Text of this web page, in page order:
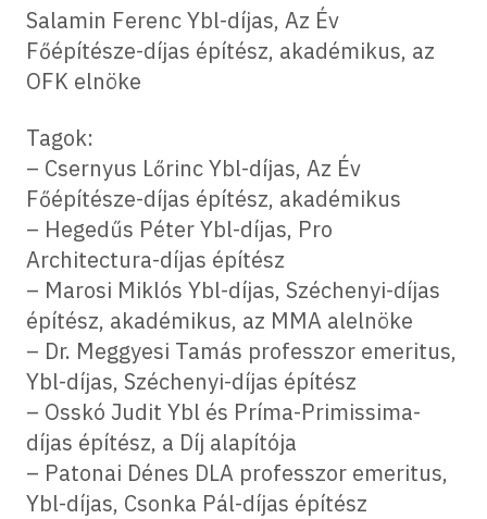
Salamin Ferenc Ybl-díjas, Az Év
Főépítésze-díjas építész, akadémikus, az
OFK elnöke
Tagok:
– Csernyus Lőrinc Ybl-díjas, Az Év
Főépítésze-díjas építész, akadémikus
– Hegedűs Péter Ybl-díjas, Pro
Architectura-díjas építész
– Marosi Miklós Ybl-díjas, Széchenyi-díjas
építész, akadémikus, az MMA alelnöke
– Dr. Meggyesi Tamás professzor emeritus,
Ybl-díjas, Széchenyi-díjas építész
– Osskó Judit Ybl és Príma-Primissima-
díjas építész, a Díj alapítója
– Patonai Dénes DLA professzor emeritus,
Ybl-díjas, Csonka Pál-díjas építész